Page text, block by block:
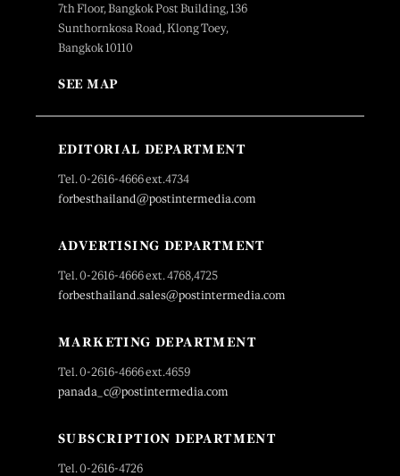
7th Floor, Bangkok Post Building, 136
Sunthornkosa Road, Klong Toey,
Bangkok 10110
SEE MAP
EDITORIAL DEPARTMENT
Tel. 0-2616-4666 ext.4734
forbesthailand@postintermedia.com
ADVERTISING DEPARTMENT
Tel. 0-2616-4666 ext. 4768,4725
forbesthailand.sales@postintermedia.com
MARKETING DEPARTMENT
Tel. 0-2616-4666 ext.4659
panada_c@postintermedia.com
SUBSCRIPTION DEPARTMENT
Tel. 0-2616-4726